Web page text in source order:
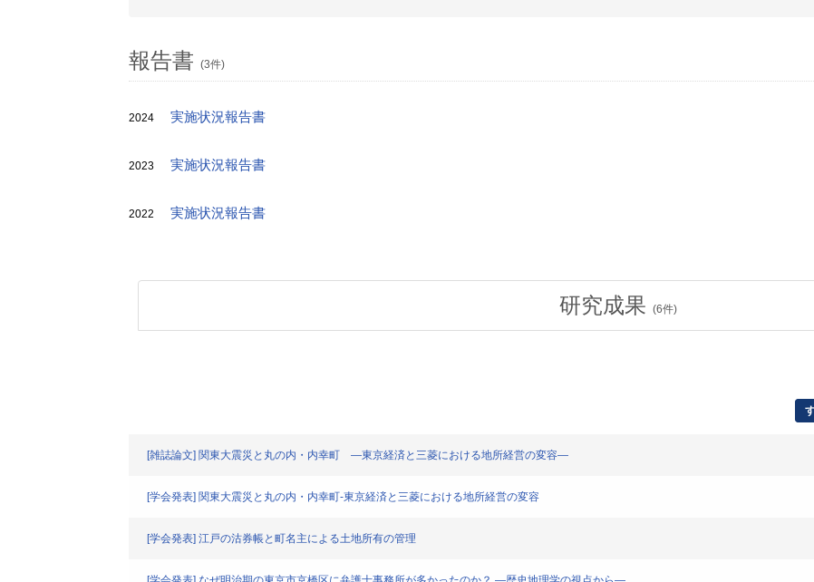
報告書 (3件)
2024 実施状況報告書
2023 実施状況報告書
2022 実施状況報告書
研究成果 (6件)
[雑誌論文] 関東大震災と丸の内・内幸町 ―東京経済と三菱における地所経営の変容―
[学会発表] 関東大震災と丸の内・内幸町‐東京経済と三菱における地所経営の変容
[学会発表] 江戸の沽券帳と町名主による土地所有の管理